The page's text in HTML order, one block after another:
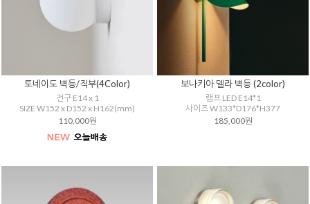
토네이도 벽등/직부(4Color)
전구 E14 x 1
SIZE W152 x D152 x H162(mm)
110,000원
보나키아 델라 벽등 (2color)
램프 LED E14*1
사이즈 W133*D176*H377
185,000원